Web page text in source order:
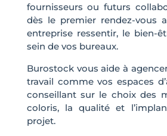
fournisseurs ou futurs
dès le premier rendez-vous
entreprise ressentir, le bien-
sein de vos bureaux.
Burostock vous aide à
travail comme vos espaces
conseillant sur le choix des
coloris, la qualité et
projet.